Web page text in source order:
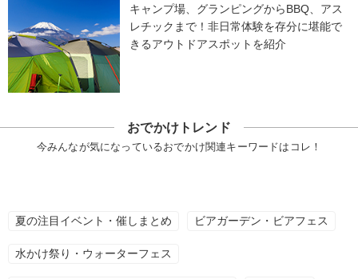
キャンプ場、グランピングからBBQ、アス
レチックまで！非日常体験を存分に堪能で
きるアウトドアスポットを紹介
おでかけトレンド
今みんなが気になっているおでかけ関連キーワードはコレ！
夏の注目イベント・催しまとめ ビアガーデン・ビアフェス
水かけ祭り・ウォーターフェス